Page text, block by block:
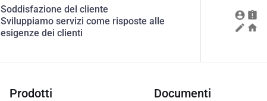
Soddisfazione del cliente
Sviluppiamo servizi come risposte alle
esigenze dei clienti
Prodotti Documenti